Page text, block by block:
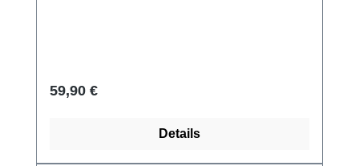
Regulärer Preis:
59,90 €
Details